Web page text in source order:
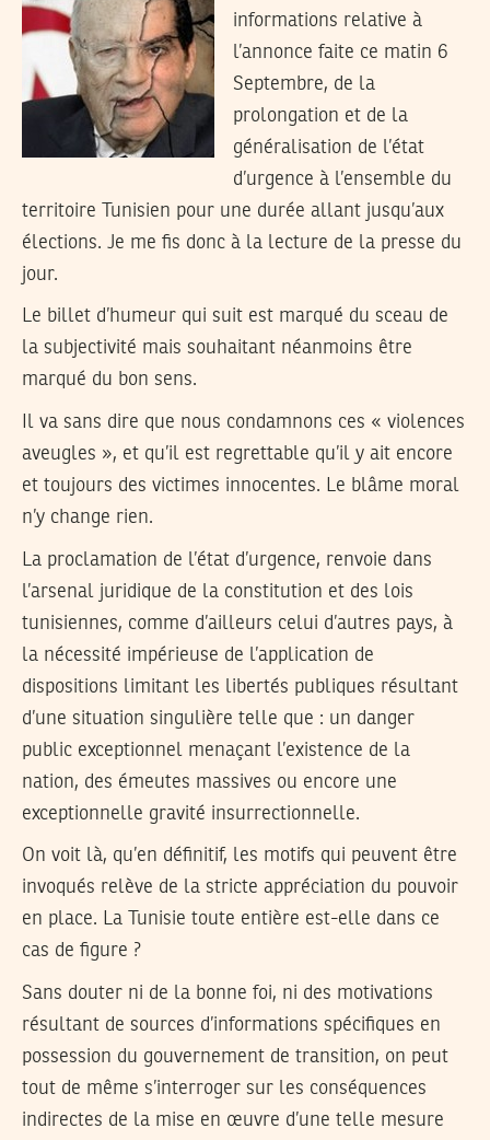
informations relative à
l’annonce faite ce matin 6
Septembre, de la
prolongation et de la
généralisation de l’état
d’urgence à l’ensemble du
territoire Tunisien pour une durée allant jusqu’aux
élections. Je me fis donc à la lecture de la presse du
jour.
Le billet d’humeur qui suit est marqué du sceau de
la subjectivité mais souhaitant néanmoins être
marqué du bon sens.
Il va sans dire que nous condamnons ces « violences
aveugles », et qu’il est regrettable qu’il y ait encore
et toujours des victimes innocentes. Le blâme moral
n’y change rien.
La proclamation de l’état d’urgence, renvoie dans
l’arsenal juridique de la constitution et des lois
tunisiennes, comme d’ailleurs celui d’autres pays, à
la nécessité impérieuse de l’application de
dispositions limitant les libertés publiques résultant
d’une situation singulière telle que : un danger
public exceptionnel menaçant l’existence de la
nation, des émeutes massives ou encore une
exceptionnelle gravité insurrectionnelle.
On voit là, qu’en définitif, les motifs qui peuvent être
invoqués relève de la stricte appréciation du pouvoir
en place. La Tunisie toute entière est-elle dans ce
cas de figure ?
Sans douter ni de la bonne foi, ni des motivations
résultant de sources d’informations spécifiques en
possession du gouvernement de transition, on peut
tout de même s’interroger sur les conséquences
indirectes de la mise en œuvre d’une telle mesure